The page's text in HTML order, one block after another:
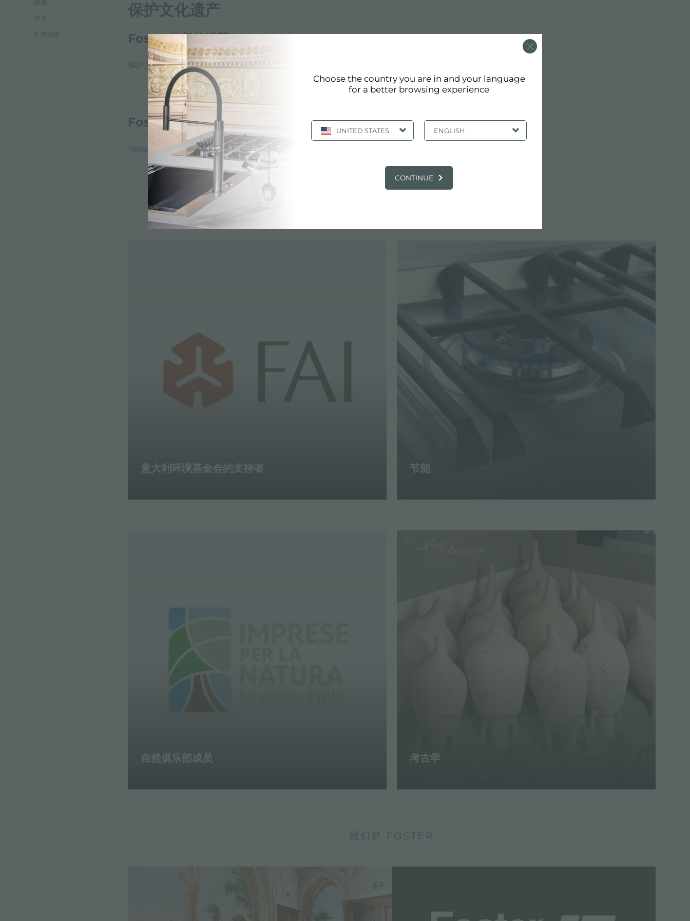
价值
历史
持续性
保护文化遗产
Foster修复修道院
保护文化遗产。Foster修缮了前方济会修道院在公司总部所在的Brescello的遗迹，修复了房间内的壁画。
Foster扩张办公室
Terranova宫：这座文艺复兴时期的修道院现在是Foster总部所在地，并被妥善保护和修缮。
意大利环境基金会的支持者 节能
自然俱乐部成员 考古学
我们是 FOSTER
Choose the country you are in and your language
for a better browsing experience
UNITED STATES ENGLISH
CONTINUE